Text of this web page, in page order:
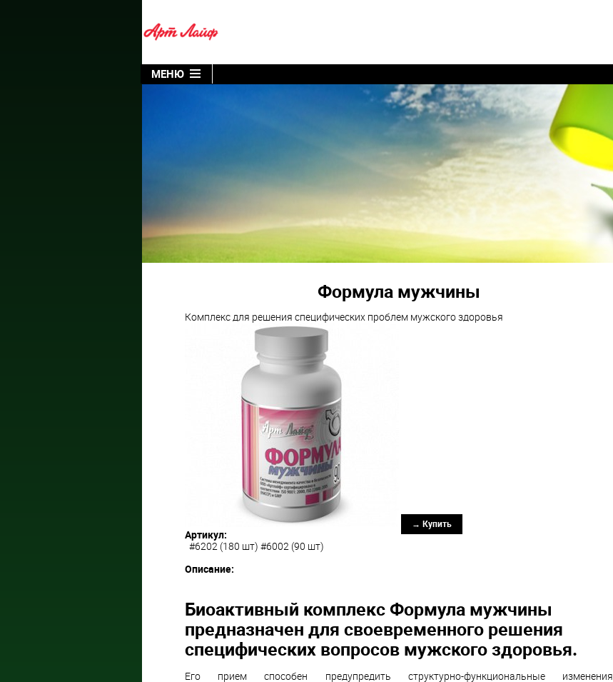
МЕНЮ
Формула мужчины
Комплекс для решения специфических проблем мужского здоровья
→ Купить
Артикул:
#6202 (180 шт) #6002 (90 шт)
Описание:
Биоактивный комплекс Формула мужчины
предназначен для своевременного решения
специфических вопросов мужского здоровья.
Его прием способен предупредить структурно-функциональные изменения